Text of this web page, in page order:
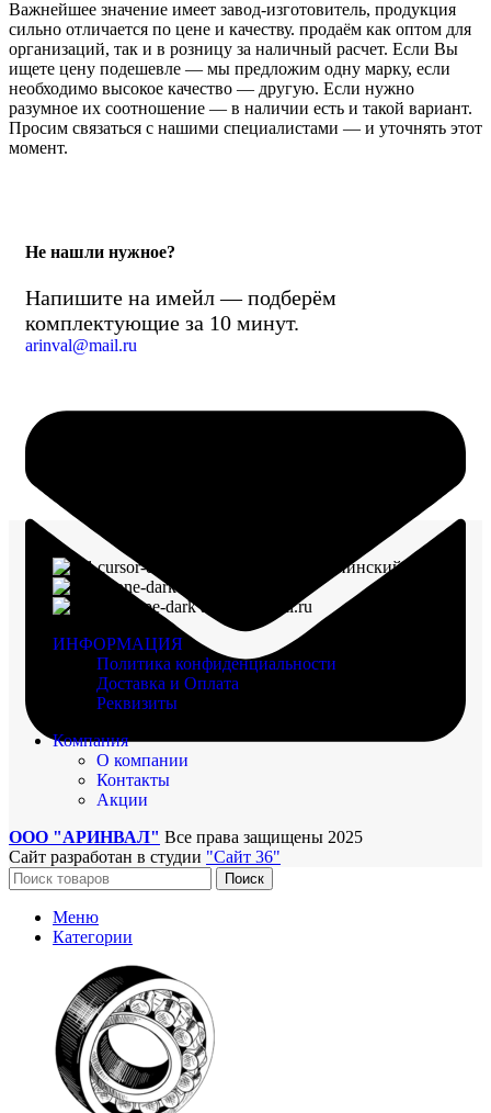
Важнейшее значение имеет завод-изготовитель, продукция
сильно отличается по цене и качеству. продаём как оптом для
организаций, так и в розницу за наличный расчет. Если Вы
ищете цену подешевле — мы предложим одну марку, если
необходимо высокое качество — другую. Если нужно
разумное их соотношение — в наличии есть и такой вариант.
Просим связаться с нашими специалистами — и уточнять этот
момент.
Не нашли нужное?
Напишите на имейл — подберём
комплектующие за 10 минут.
arinval@mail.ru
г. Воронеж, пр-кт Ленинский, д. 221
arinval@mail.ru
ИНФОРМАЦИЯ
Политика конфиденциальности
Доставка и Оплата
Реквизиты
Компания
О компании
Контакты
Акции
ООО "АРИНВАЛ" Все права защищены 2025
Сайт разработан в студии "Сайт 36"
Поиск
Меню
Категории